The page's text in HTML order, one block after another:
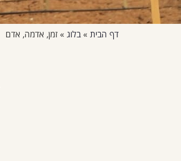
דף הבית »בלוג » זמן, אדמה, אדם